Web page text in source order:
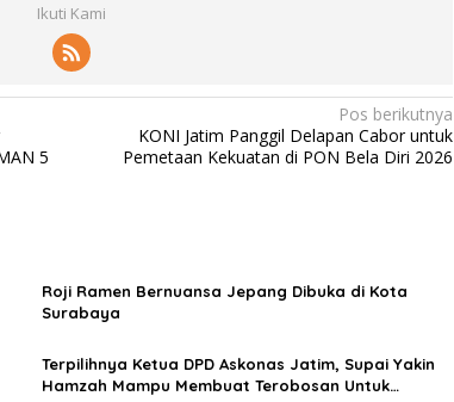
Ikuti Kami
5
Pos berikutnya
KONI Jatim Panggil Delapan Cabor untuk
Pemetaan Kekuatan di PON Bela Diri 2026
Roji Ramen Bernuansa Jepang Dibuka di Kota
Surabaya
Terpilihnya Ketua DPD Askonas Jatim, Supai Yakin
Hamzah Mampu Membuat Terobosan Untuk